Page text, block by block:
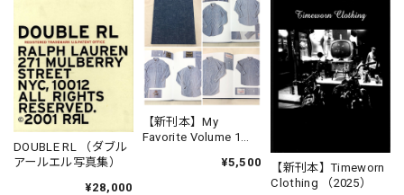
DOUBLE RL （ダブル
アールエル写真集）
¥28,000
【新刊本】My
Favorite Volume 1
¥5,500
【新刊本】Timeworn
Clothing （2025）